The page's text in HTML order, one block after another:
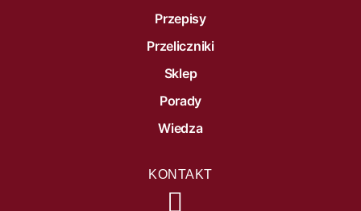
Przepisy
Przeliczniki
Sklep
Porady
Wiedza
KONTAKT